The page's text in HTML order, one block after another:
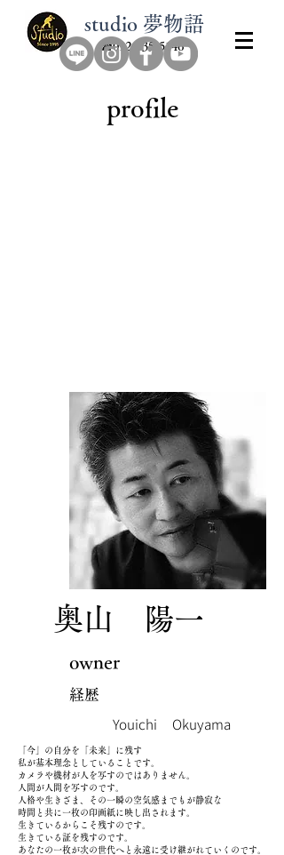
​studio 夢物語
​☎0126-35-5146
​profile
​奥山 陽一
​owner
経歴
​Youichi Okuyama
「今」の自分を「未来」に残す
私が基本理念としていることです。
カメラや機材が人を写すのではありません。
人間が人間を写すのです。
人格や生きざま、その一瞬の空気感までもが静寂な
時間と共に一枚の印画紙に映し出されます。
生きているからこそ残すのです。
生きている証を残すのです。
​あなたの一枚が次の世代へと永遠に受け継がれていくのです。